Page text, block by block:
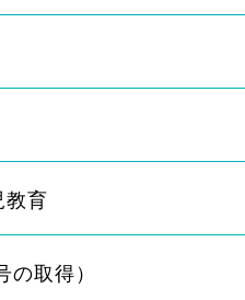
育
取得）